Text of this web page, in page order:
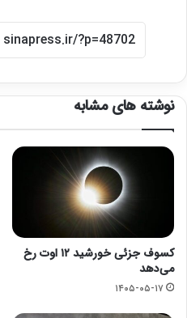
نوشته های مشابه
کسوف جزئی خورشید ۱۲ اوت رخ
می‌دهد
۱۴۰۵-۰۵-۱۷